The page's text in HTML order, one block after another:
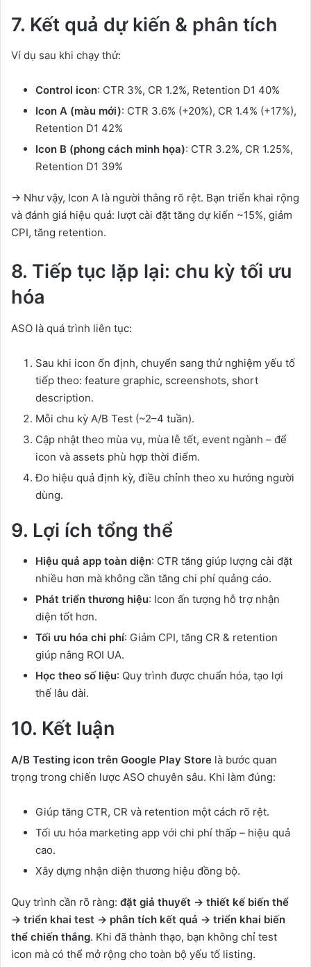
7. Kết quả dự kiến & phân tích
Ví dụ sau khi chạy thử:
Control icon: CTR 3%, CR 1.2%, Retention D1 40%
Icon A (màu mới): CTR 3.6% (+20%), CR 1.4% (+17%),
Retention D1 42%
Icon B (phong cách minh họa): CTR 3.2%, CR 1.25%,
Retention D1 39%
→ Như vậy, Icon A là người thắng rõ rệt. Bạn triển khai rộng
và đánh giá hiệu quả: lượt cài đặt tăng dự kiến ~15%, giảm
CPI, tăng retention.
8. Tiếp tục lặp lại: chu kỳ tối ưu
hóa
ASO là quá trình liên tục:
Sau khi icon ổn định, chuyển sang thử nghiệm yếu tố
tiếp theo: feature graphic, screenshots, short
description.
Mỗi chu kỳ A/B Test (~2–4 tuần).
Cập nhật theo mùa vụ, mùa lễ tết, event ngành – để
icon và assets phù hợp thời điểm.
Đo hiệu quả định kỳ, điều chỉnh theo xu hướng người
dùng.
9. Lợi ích tổng thể
Hiệu quả app toàn diện: CTR tăng giúp lượng cài đặt
nhiều hơn mà không cần tăng chi phí quảng cáo.
Phát triển thương hiệu: Icon ấn tượng hỗ trợ nhận
diện tốt hơn.
Tối ưu hóa chi phí: Giảm CPI, tăng CR & retention
giúp nâng ROI UA.
Học theo số liệu: Quy trình được chuẩn hóa, tạo lợi
thế lâu dài.
10. Kết luận
A/B Testing icon trên Google Play Store là bước quan
trọng trong chiến lược ASO chuyên sâu. Khi làm đúng:
Giúp tăng CTR, CR và retention một cách rõ rệt.
Tối ưu hóa marketing app với chi phí thấp – hiệu quả
cao.
Xây dựng nhận diện thương hiệu đồng bộ.
Quy trình cần rõ ràng: đặt giả thuyết → thiết kế biến thể
→ triển khai test → phân tích kết quả → triển khai biến
thể chiến thắng. Khi đã thành thạo, bạn không chỉ test
icon mà có thể mở rộng cho toàn bộ yếu tố listing.